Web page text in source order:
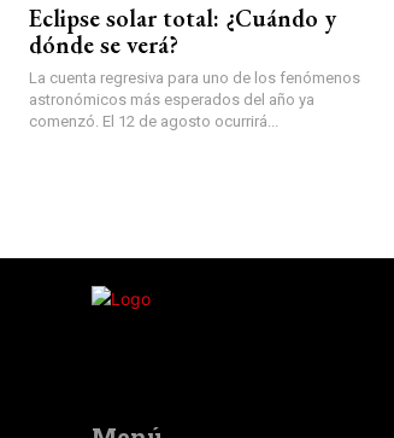
Eclipse solar total: ¿Cuándo y
dónde se verá?
La cuenta regresiva para uno de los fenómenos
astronómicos más esperados del año ya
comenzó. El 12 de agosto ocurrirá...